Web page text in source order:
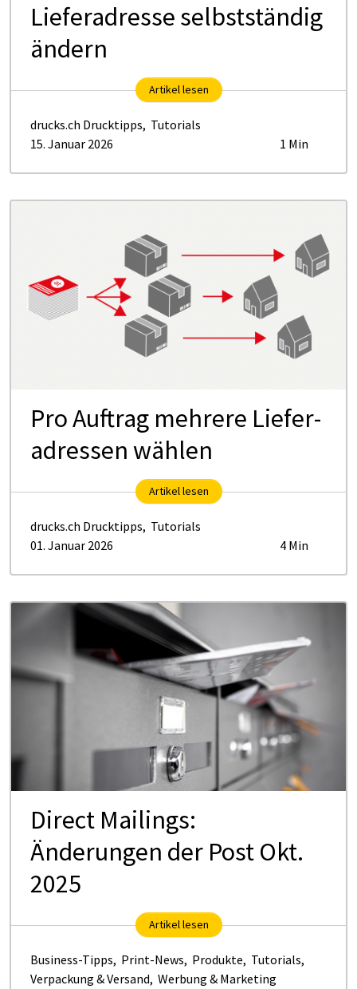
Lieferadresse selbstständig
ändern
Artikel lesen
drucks.ch Drucktipps, Tutorials
15. Januar 2026
1 Min
Pro Auf­­­trag meh­­re­­re Lie­­fe­r­
a­dres­­sen wähl­en
Artikel lesen
drucks.ch Drucktipps, Tutorials
01. Januar 2026
4 Min
Direct Mailings:
Änderungen der Post Okt.
2025
Artikel lesen
Business-Tipps, Print-News, Produkte, Tutorials,
Verpackung & Versand, Werbung & Marketing